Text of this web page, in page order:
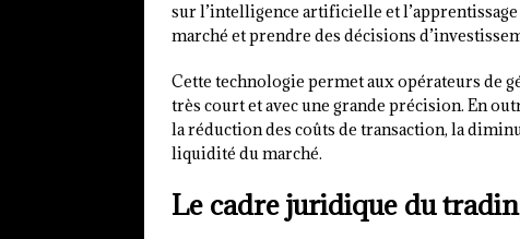
sur l’intelligence artificielle et
marché et prendre des décisions
Cette technologie permet aux opérateurs de
très court et avec une grande précision. En
la réduction des coûts de transaction, la
liquidité du marché.
Le cadre juridique du